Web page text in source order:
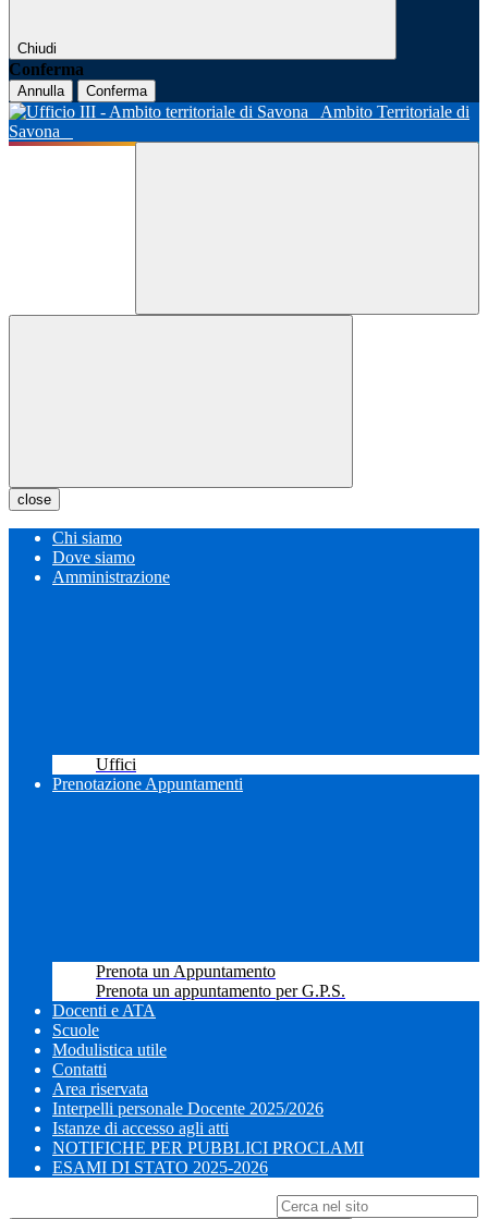
Chiudi
Conferma
Annulla Conferma
Ambito Territoriale di
Savona
close
Chi siamo
Dove siamo
Amministrazione
Uffici
Prenotazione Appuntamenti
Prenota un Appuntamento
Prenota un appuntamento per G.P.S.
Docenti e ATA
Scuole
Modulistica utile
Contatti
Area riservata
Interpelli personale Docente 2025/2026
Istanze di accesso agli atti
NOTIFICHE PER PUBBLICI PROCLAMI
ESAMI DI STATO 2025-2026